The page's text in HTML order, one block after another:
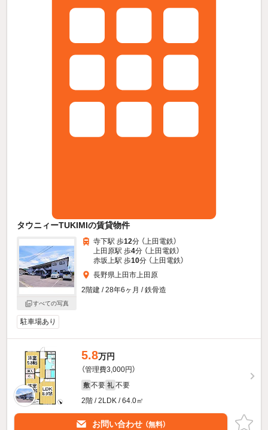
タウニィーTUKIMIの賃貸物件
すべての写真
寺下駅 歩12分 （上田電鉄）
上田原駅 歩4分 （上田電鉄）
赤坂上駅 歩10分 （上田電鉄）
長野県上田市上田原
2階建 / 28年6ヶ月 / 鉄骨造
駐車場あり
5.8万円
（管理費3,000円）
敷 不要 礼 不要
2階 / 2LDK / 64.0㎡
お問い合わせ （無料）